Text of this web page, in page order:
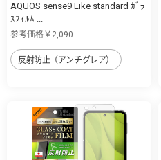
AQUOS sense9 Like standard ｶﾞﾗ
ｽﾌｨﾙﾑ ...
参考価格￥2,090
反射防止（アンチグレア）